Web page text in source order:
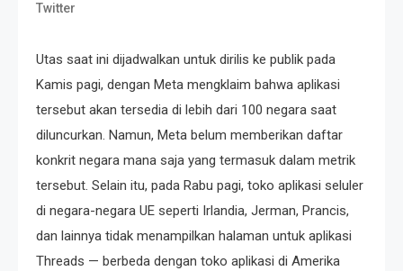
Twitter
Utas saat ini dijadwalkan untuk dirilis ke publik pada
Kamis pagi, dengan Meta mengklaim bahwa aplikasi
tersebut akan tersedia di lebih dari 100 negara saat
diluncurkan. Namun, Meta belum memberikan daftar
konkrit negara mana saja yang termasuk dalam metrik
tersebut. Selain itu, pada Rabu pagi, toko aplikasi seluler
di negara-negara UE seperti Irlandia, Jerman, Prancis,
dan lainnya tidak menampilkan halaman untuk aplikasi
Threads — berbeda dengan toko aplikasi di Amerika